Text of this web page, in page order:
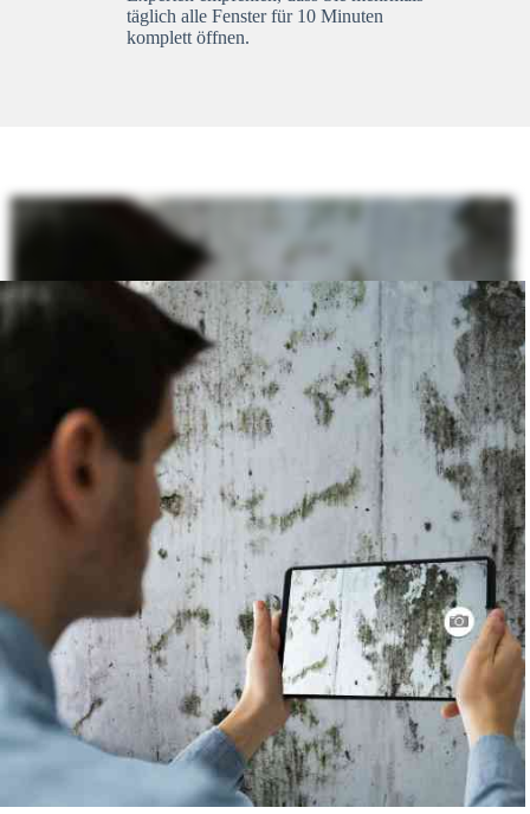
täglich alle Fenster für 10 Minuten
komplett öffnen.